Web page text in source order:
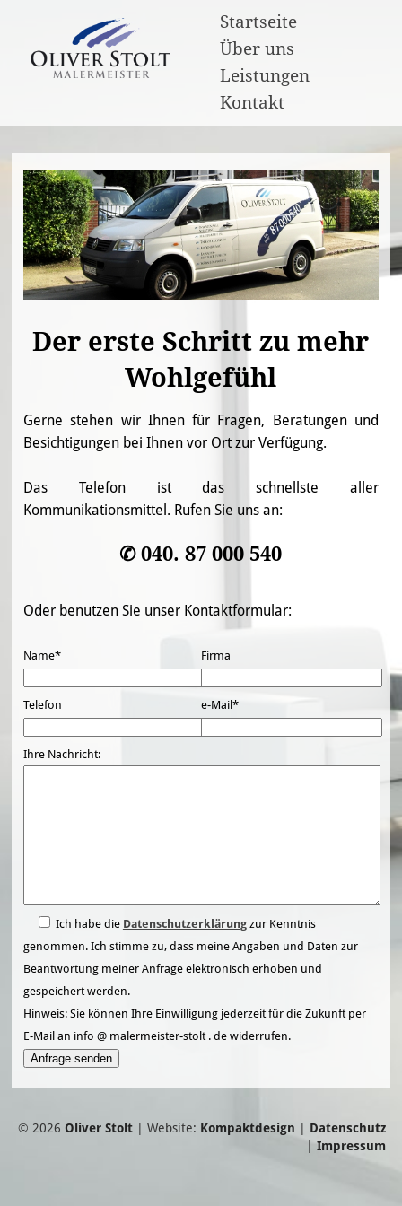
Startseite
Über uns
Leistungen
Kontakt
Der erste Schritt zu mehr
Wohlgefühl
Gerne stehen wir Ihnen für Fragen, Beratungen und
Besichtigungen bei Ihnen vor Ort zur Verfügung.
Das Telefon ist das schnellste aller
Kommunikationsmittel. Rufen Sie uns an:
✆ 040. 87 000 540
Oder benutzen Sie unser Kontaktformular:
Name* Firma
Telefon e-Mail*
Ihre Nachricht:
Ich habe die Datenschutzerklärungzur Kenntnis
genommen. Ich stimme zu, dass meine Angaben und Daten zur
Beantwortung meiner Anfrage elektronisch erhoben und
gespeichert werden.
Hinweis: Sie können Ihre Einwilligung jederzeit für die Zukunft per
E-Mail an info @ malermeister-stolt . de widerrufen.
Please leave this field empty.
© 2026 Oliver Stolt| Website: Kompaktdesign
Datenschutz
Impressum